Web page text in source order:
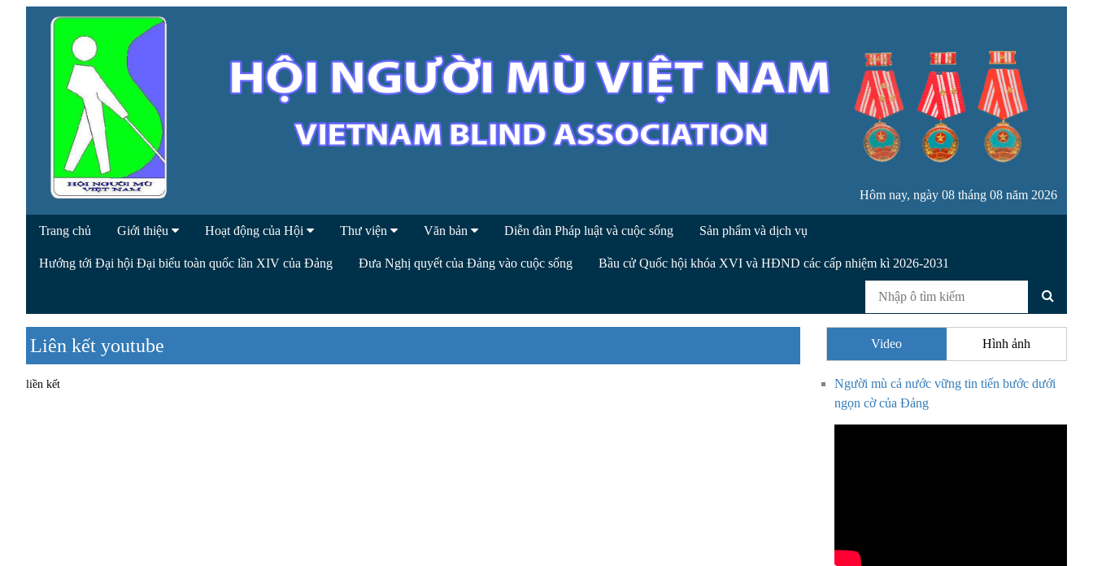
Hôm nay, ngày 08 tháng 08 năm 2026
Trang chủ Giới thiệu Hoạt động của Hội Thư viện Văn bản Diễn đàn Pháp luật và cuộc sống Sản phẩm và dịch vụ
Hướng tới Đại hội Đại biểu toàn quốc lần XIV của Đảng Đưa Nghị quyết của Đảng vào cuộc sống Bầu cử Quốc hội khóa XVI và HĐND các cấp nhiệm kì 2026-2031
Liên kết youtube
liền kết
Video Hình ảnh
Người mù cả nước vững tin tiến bước dưới
ngọn cờ của Đảng